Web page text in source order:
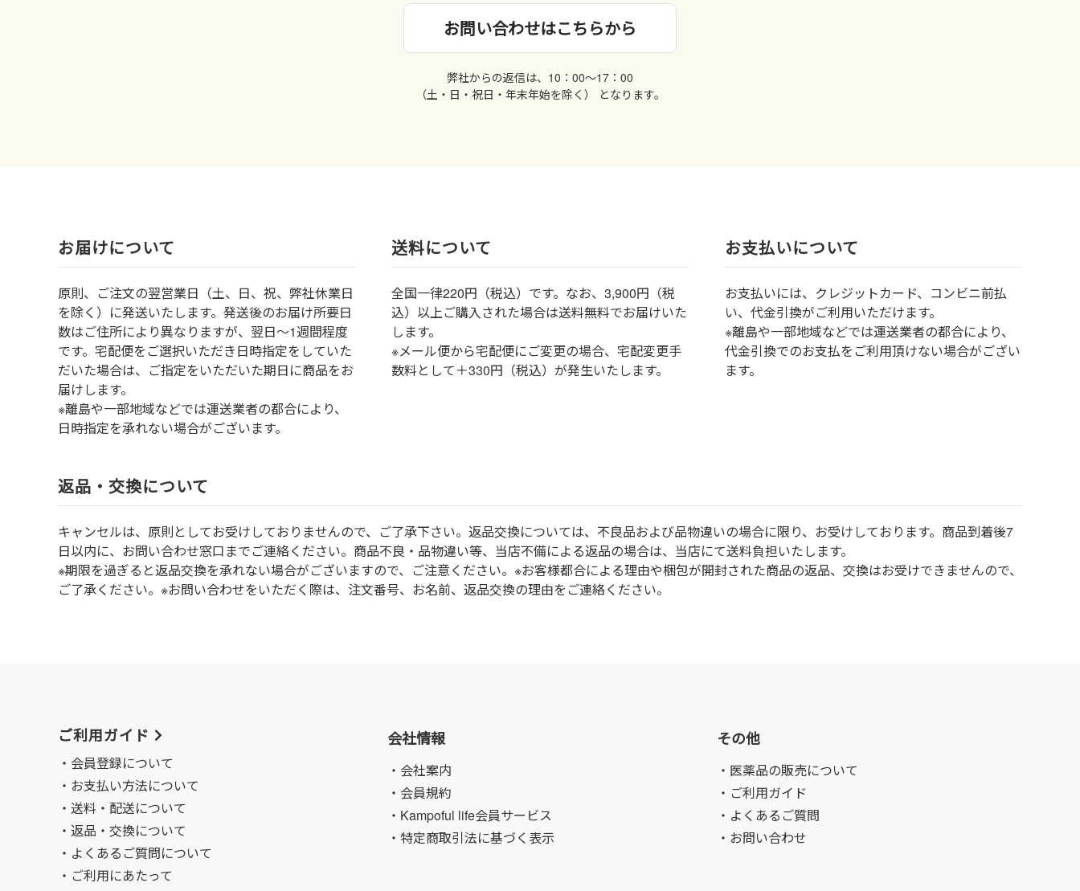
お問い合わせはこちらから
弊社からの返信は、10：00〜17：00
（土・日・祝日・年末年始を除く） となります。
お届けについて
原則、ご注文の翌営業日（土、日、祝、弊社休業日
を除く）に発送いたします。発送後のお届け所要日
数はご住所により異なりますが、翌日～1週間程度
です。宅配便をご選択いただき日時指定をしていた
だいた場合は、ご指定をいただいた期日に商品をお
届けします。
※離島や一部地域などでは運送業者の都合により、
日時指定を承れない場合がございます。
送料について
全国一律220円（税込）です。なお、3,900円（税
込）以上ご購入された場合は送料無料でお届けいた
します。
※メール便から宅配便にご変更の場合、宅配変更手
数料として＋330円（税込）が発生いたします。
お⽀払いについて
お⽀払いには、クレジットカード、コンビニ前払
い、代金引換がご利用いただけます。
※離島や一部地域などでは運送業者の都合により、
代金引換でのお支払をご利用頂けない場合がござい
ます。
返品・交換について
キャンセルは、原則としてお受けしておりませんので、ご了承下さい。返品交換については、不良品および品物違いの場合に限り、お受けしております。商品到着後7
⽇以内に、お問い合わせ窓⼝までご連絡ください。商品不良・品物違い等、当店不備による返品の場合は、当店にて送料負担いたします。
※期限を過ぎると返品交換を承れない場合がございますので、ご注意ください。※お客様都合による理由や梱包が開封された商品の返品、交換はお受けできませんので、
ご了承ください。※お問い合わせをいただく際は、注文番号、お名前、返品交換の理由をご連絡ください。
ご利用ガイド
会員登録について
お支払い方法について
送料・配送について
返品・交換について
よくあるご質問について
ご利用にあたって
会社情報
・会社案内
・会員規約
・Kampoful life会員サービス
・特定商取引法に基づく表示
その他
・医薬品の販売について
・ご利用ガイド
・よくあるご質問
・お問い合わせ